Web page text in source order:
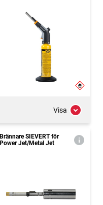
Visa
Brännare SIEVERT för
Power Jet/Metal Jet